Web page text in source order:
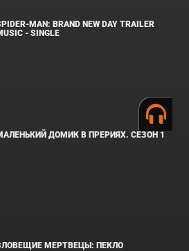
MAN: BRAND NEW DAY TRAILER
- SINGLE
ДОМИК В ПРЕРИЯХ. СЕЗОН 1
МЕРТВЕЦЫ: ПЕКЛО